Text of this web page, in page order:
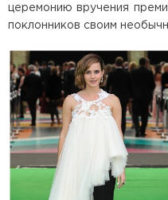
церемонию вручения
поклонников своим